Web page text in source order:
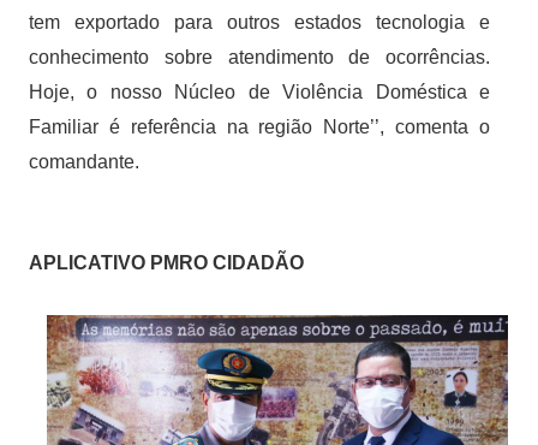
tem exportado para outros estados tecnologia e
conhecimento sobre atendimento de ocorrências.
Hoje, o nosso Núcleo de Violência Doméstica e
Familiar é referência na região Norte’’, comenta o
comandante.
APLICATIVO PMRO CIDADÃO